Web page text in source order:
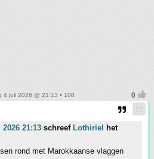
4 juli 2026 @ 21:13 • 100
21:13 schreef Lothiriel
het
rond met Marokkaanse vlaggen